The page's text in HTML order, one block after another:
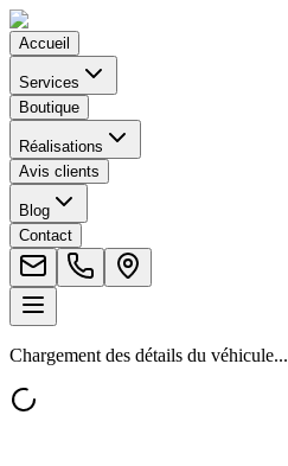
Accueil
Services
Boutique
Réalisations
Avis clients
Blog
Contact
Chargement des détails du véhicule...